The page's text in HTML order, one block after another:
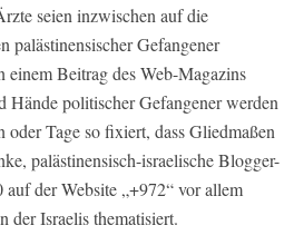
seien inzwischen auf die
palästinensischer Gefangener
Beitrag des Web-Magazins
Hände politischer Gefangener werden
oder Tage so fixiert, dass Gliedmaßen
palästinensisch-israelische Blogger-
der Website „+972“ vor allem
der Israelis thematisiert.